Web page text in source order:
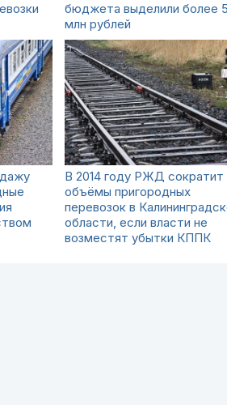
бюджета выделили более
млн рублей
В 2014 году РЖД сократит
объёмы пригородных
перевозок в
области, если власти не
возместят убытки КППК